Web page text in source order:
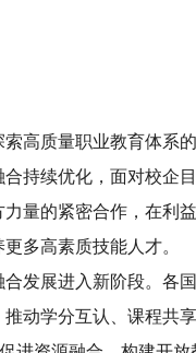
高质量职业教育体系的
持续优化，面对校企
量的紧密合作，在利
多高素质技能人才。
发展进入新阶段。各
动学分互认、课程共